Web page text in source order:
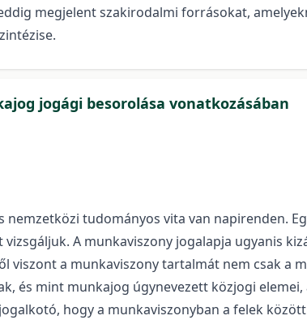
megjelent szakirodalmi forrásokat,
jogági besorolása vonatkozásában
tudományos vita van napirenden.
A munkaviszony jogalapja ugyanis
viszont a munkaviszony tartalmát nem csak a
és mint munkajog úgynevezett közjogi
hogy a munkaviszonyban a felek